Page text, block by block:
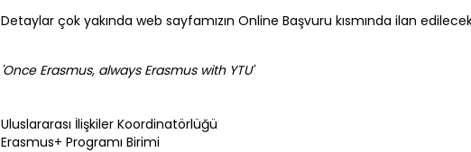
Detaylar çok yakında web sayfamızın Online Başvuru kısmında ilan
'Once Erasmus, always Erasmus with YTU'
Uluslararası İlişkiler Koordinatörlüğü
Erasmus+ Programı Birimi